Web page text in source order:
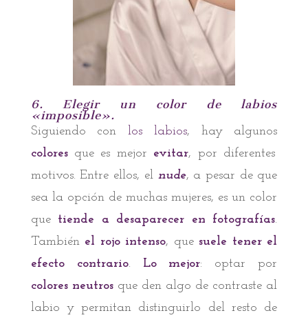
6. Elegir un color de labios
«imposible».
Siguiendo conlos labios, hay algunos
coloresque es mejor evitar, por diferentes
motivos. Entre ellos, el nude, a pesar de que
sea la opción de muchas mujeres, es un color
quetiende a desaparecer en fotografías.
También el rojo intenso, que suele tener el
efecto contrario. Lo mejor: optar por
colores neutrosque den algo de contraste al
labio y permitan distinguirlo del resto de